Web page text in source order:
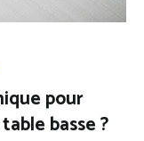
pour
basse ?